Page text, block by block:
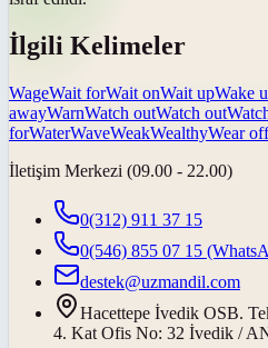
İlgili Kelimeler
WageWait forWait onWait upWake
awayWarnWatch outWatch out
forWaterWaveWeakWealthyWear off
İletişim Merkezi (09.00 - 22.00)
0(312) 911 37 15
0(546) 855 07 15
destek@uzmandil.com
Hacettepe İvedik OSB.
4. Kat Ofis No: 32 İvedik /